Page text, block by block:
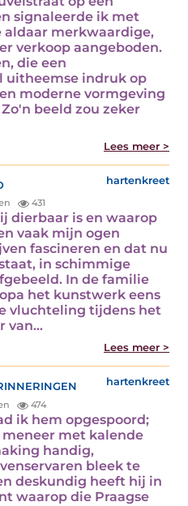
signaleerde ik met
merkwaardige,
verkoop aangeboden.
die een
uitheemse indruk op
moderne vormgeving
beeld zou zeker
Lees meer >
hartenkreet
431
dierbaar is en waarop
vaak mijn ogen
fascineren en dat nu
in schimmige
In de familie
het kunstwerk eens
vluchteling tijdens het
van…
Lees meer >
hartenkreet
474
ik hem opgespoord;
met kalende
handig,
bleek te
deskundig heeft hij in
waarop die Praagse